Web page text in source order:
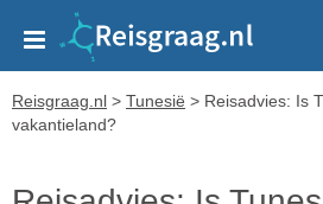
Reisgraag.nl > Tunesië > Reisadvies: Is
vakantieland?